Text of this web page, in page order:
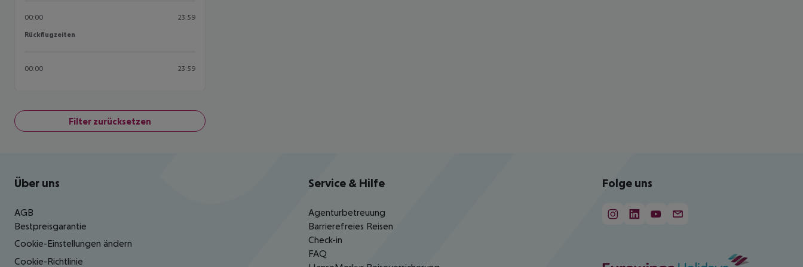
00:00 23:59
Rückflugzeiten
Rückflugzeiten
00:00 23:59
Filter zurücksetzen
Footer navigation
Über uns
AGB
Bestpreisgarantie
Cookie-Einstellungen ändern
Cookie-Richtlinie
Service & Hilfe
Agenturbetreuung
Barrierefreies Reisen
Check-in
FAQ
Folge uns